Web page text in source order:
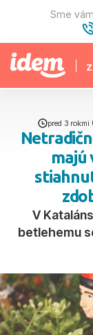
Sme
pred 3 rokmi
majú
V
betlehemu